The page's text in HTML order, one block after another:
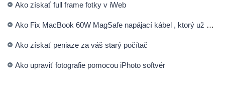
Ako získať full frame fotky v iWeb
Ako Fix MacBook 60W MagSafe napájací kábel , ktorý už Poplatky
Ako získať peniaze za váš starý počítač
Ako upraviť fotografie pomocou iPhoto softvér